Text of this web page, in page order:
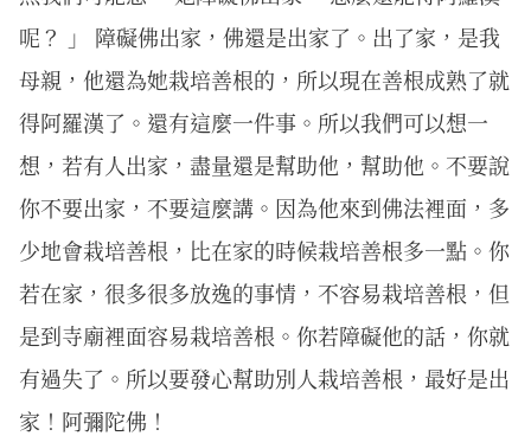
呢？ 」 障礙佛出家，佛還是出家了。出了家，是我
母親，他還為她栽培善根的，所以現在善根成熟了就
得阿羅漢了。還有這麼一件事。所以我們可以想一
想，若有人出家，盡量還是幫助他，幫助他。不要說
你不要出家，不要這麼講。因為他來到佛法裡面，多
少地會栽培善根，比在家的時候栽培善根多一點。你
若在家，很多很多放逸的事情，不容易栽培善根，但
是到寺廟裡面容易栽培善根。你若障礙他的話，你就
有過失了。所以要發心幫助別人栽培善根，最好是出
家！阿彌陀佛！